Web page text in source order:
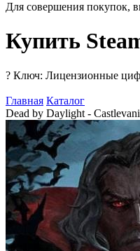
Для совершения покупок,
Купить
? Ключ: Лицензионные
Главная Каталог
Dead by Daylight -